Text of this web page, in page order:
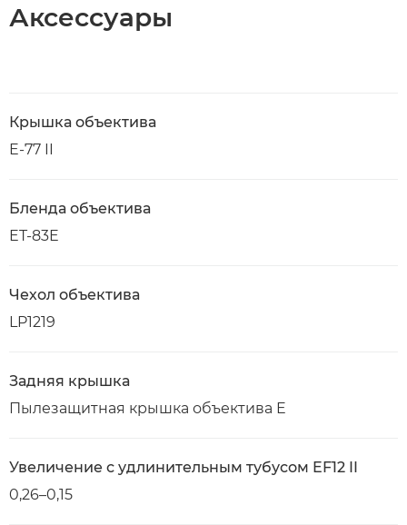
Аксессуары
Крышка объектива
E-77 II
Бленда объектива
ET-83E
Чехол объектива
LP1219
Задняя крышка
Пылезащитная крышка объектива E
Увеличение с удлинительным тубусом EF12 II
0,26–0,15